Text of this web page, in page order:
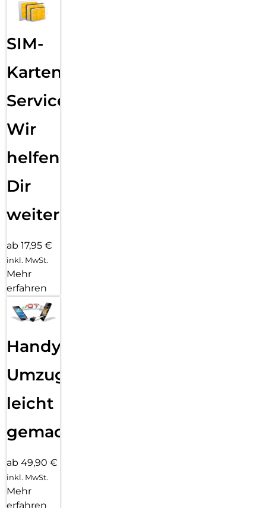
SIM-
Karten
Service:
Wir
helfen
Dir
weiter
ab 17,95 €
inkl. MwSt.
Mehr
erfahren
Handy
Umzug
leicht
gemacht!
ab 49,90 €
inkl. MwSt.
Mehr
erfahren